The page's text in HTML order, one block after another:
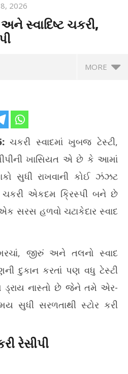
2026
સ્વાદિષ્ટ ચકરી,
MORE
VIEWING
18,
ચકરી સ્વાદમાં ખુબજ ટેસ્ટી,
ખાસિયત એ છે કે આમાં
સુધી રાખવાની કોઈ ઝંઝટ
ચકરી એકદમ ક્રિસ્પી બને છે
સરસ હળવો ચટાકેદાર સ્વાદ
જીરું અને તલનો સ્વાદ
દુકાન કરતાં પણ વધુ ટેસ્ટી
નાસ્તો છે જેને તમે એર-
સુધી સરળતાથી સ્ટોર કરી
રેસીપી